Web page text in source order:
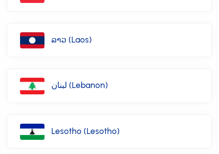
ລາວ (Laos)
لبنان (Lebanon)
Lesotho (Lesotho)